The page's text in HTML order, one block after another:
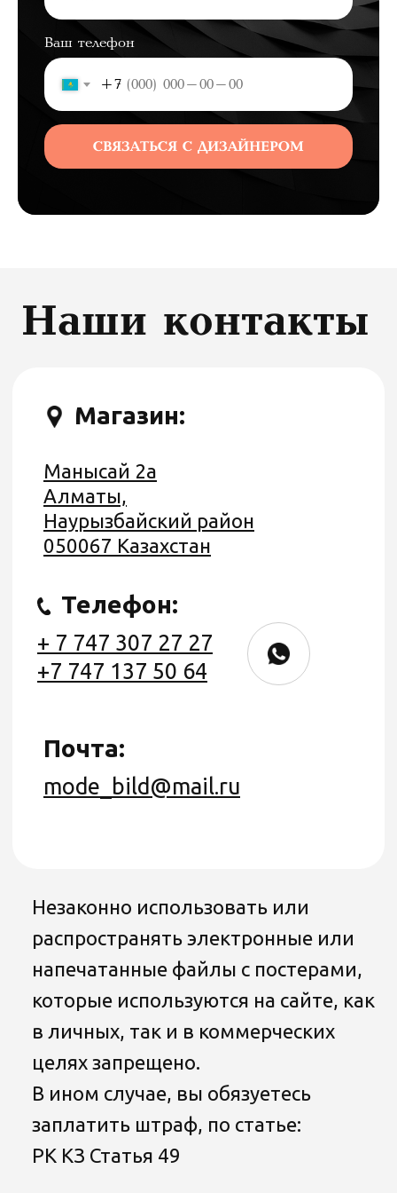
Ваш телефон
+7
СВЯЗАТЬСЯ С ДИЗАЙНЕРОМ
Политика конфиденциальности
©Mode Bild
Все права защищены.
заплатить штраф, по статье: